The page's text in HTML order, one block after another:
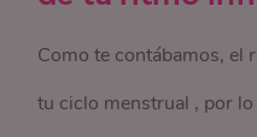
Como te contábamos, el
tu ciclo menstrual , por